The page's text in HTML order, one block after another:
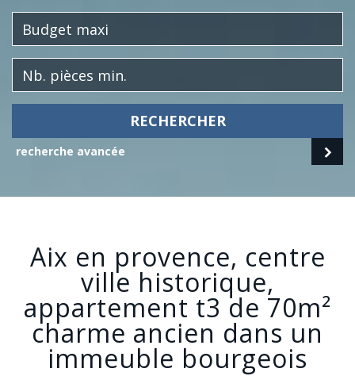
RECHERCHER
recherche avancée
aix en provence, centre
ville historique,
appartement t3 de 70m²
charme ancien dans un
immeuble bourgeois